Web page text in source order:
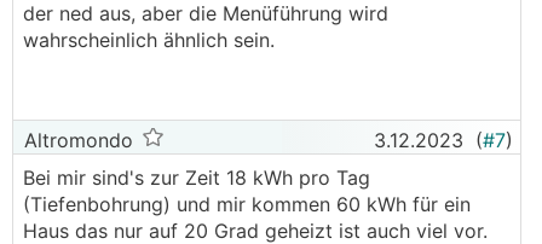
der ned aus, aber die Menüführung wird
wahrscheinlich ähnlich sein.
Altromondo 3.12.2023 (#7)
Bei mir sind's zur Zeit 18 kWh pro Tag
(Tiefenbohrung) und mir kommen 60 kWh für ein
Haus das nur auf 20 Grad geheizt ist auch viel vor.